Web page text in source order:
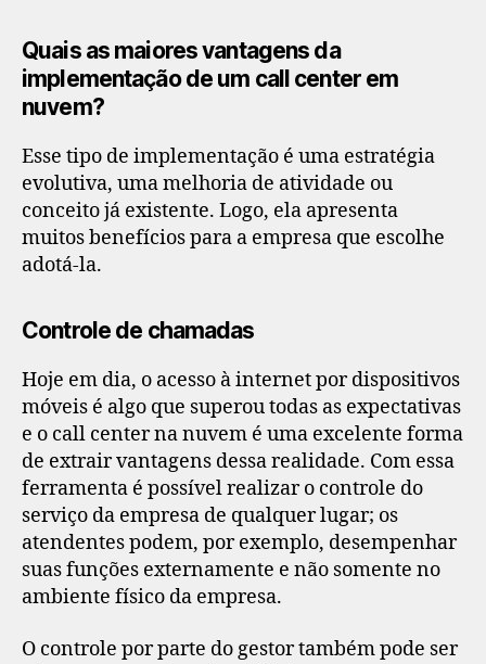
Quais as maiores vantagens da
implementação de um call center em
nuvem?
Esse tipo de implementação é uma estratégia
evolutiva, uma melhoria de atividade ou
conceito já existente. Logo, ela apresenta
muitos benefícios para a empresa que escolhe
adotá-la.
Controle de chamadas
Hoje em dia, o acesso à internet por dispositivos
móveis é algo que superou todas as expectativas
e o call center na nuvem é uma excelente forma
de extrair vantagens dessa realidade. Com essa
ferramenta é possível realizar o controle do
serviço da empresa de qualquer lugar; os
atendentes podem, por exemplo, desempenhar
suas funções externamente e não somente no
ambiente físico da empresa.
O controle por parte do gestor também pode ser